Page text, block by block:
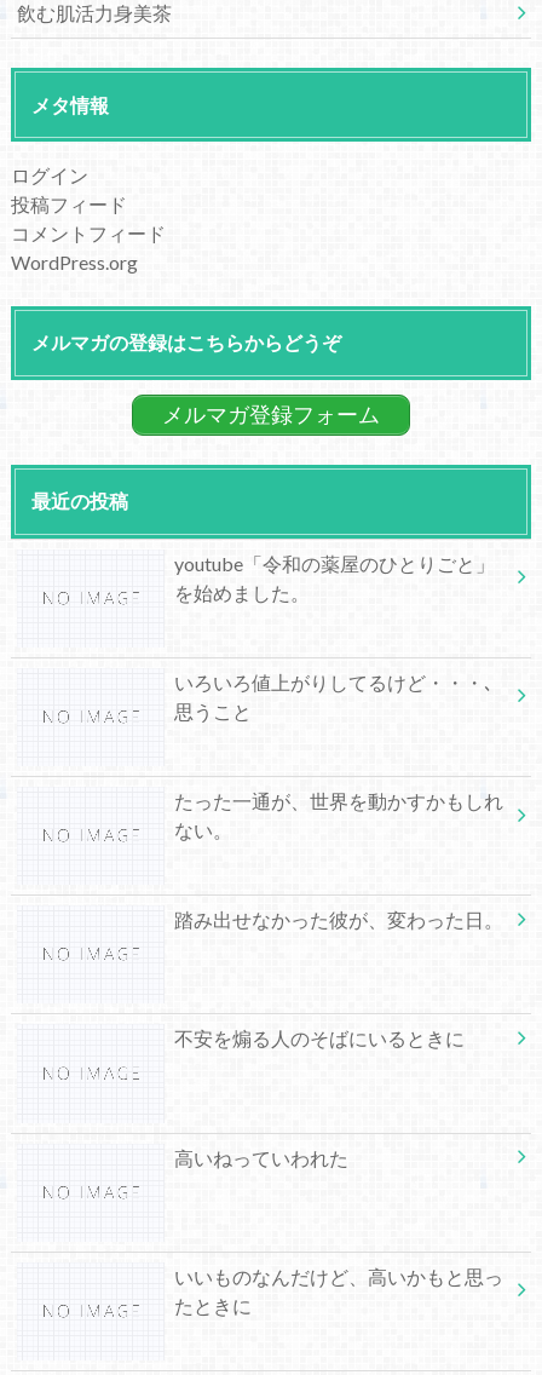
飲む肌活力身美茶
メタ情報
ログイン
投稿フィード
コメントフィード
WordPress.org
メルマガの登録はこちらからどうぞ
メルマガ登録フォーム
最近の投稿
youtube「令和の薬屋のひとりごと」
を始めました。
いろいろ値上がりしてるけど・・・､
思うこと
たった一通が、世界を動かすかもしれ
ない。
踏み出せなかった彼が、変わった日。
不安を煽る人のそばにいるときに
高いねっていわれた
いいものなんだけど、高いかもと思っ
たときに